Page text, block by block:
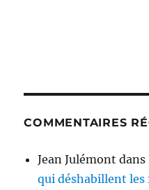
COMMENTAIRES
Jean Julémont dans
qui déshabillent les